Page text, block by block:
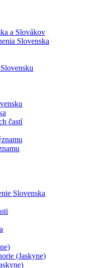
a Slovákov
Slovenska
častí
Slovenska
(Jaskyne)